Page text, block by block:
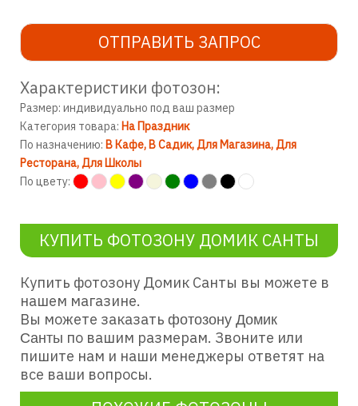
ОТПРАВИТЬ ЗАПРОС
Характеристики фотозон:
Размер: индивидуально под ваш размер
Категория товара: На Праздник
По назначению: В Кафе В Садик Для Магазина Для
Ресторана Для Школы
По цвету:
КУПИТЬ ФОТОЗОНУ ДОМИК САНТЫ
Купить фотозону Домик Санты вы можете в
нашем магазине.
Вы можете заказать фотозону Домик
Санты по вашим размерам. Звоните или
пишите нам и наши менеджеры ответят на
все ваши вопросы.